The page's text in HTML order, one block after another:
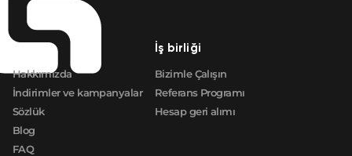
Şirket
Hakkımızda
İndirimler ve kampanyalar
Sözlük
Blog
FAQ
İş birliği
Bizimle Çalışın
Referans Programı
Hesap geri alımı